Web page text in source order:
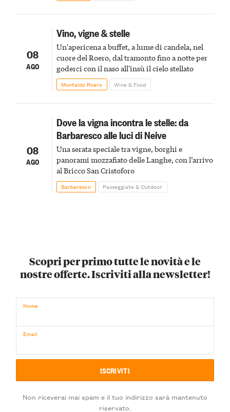
08
AGO
Vino, vigne & stelle
Un'apericena a buffet, a lume di candela, nel
cuore del Roero, dal tramonto fino a notte per
goderci con il naso all'insù il cielo stellato
Montaldo Roero Wine & Food
08
AGO
Dove la vigna incontra le stelle: da
Barbaresco alle luci di Neive
Una serata speciale tra vigne, borghi e
panorami mozzafiato delle Langhe, con l’arrivo
al Bricco San Cristoforo
Barbaresco Passeggiate & Outdoor
Scopri per primo tutte le novità e le
nostre offerte. Iscriviti alla newsletter!
Nome
Email
Non riceverai mai spam e il tuo indirizzo sarà mantenuto
riservato.